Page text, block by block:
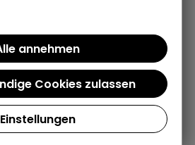
Einstellungen